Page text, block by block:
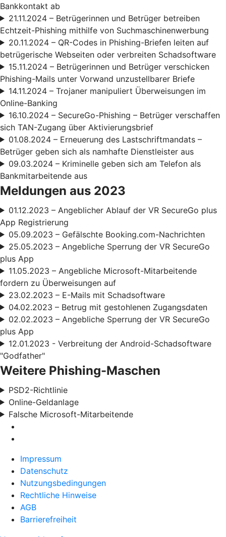
Bankkontakt ab
21.11.2024 – Betrügerinnen und Betrüger betreiben
Echtzeit-Phishing mithilfe von Suchmaschinenwerbung
20.11.2024 – QR-Codes in Phishing-Briefen leiten auf
betrügerische Webseiten oder verbreiten Schadsoftware
15.11.2024 – Betrügerinnen und Betrüger verschicken
Phishing-Mails unter Vorwand unzustellbarer Briefe
14.11.2024 – Trojaner manipuliert Überweisungen im
Online-Banking
16.10.2024 – SecureGo-Phishing – Betrüger verschaffen
sich TAN-Zugang über Aktivierungsbrief
01.08.2024 – Erneuerung des Lastschriftmandats –
Betrüger geben sich als namhafte Dienstleister aus
09.03.2024 – Kriminelle geben sich am Telefon als
Bankmitarbeitende aus
Meldungen aus 2023
01.12.2023 – Angeblicher Ablauf der VR SecureGo plus
App Registrierung
05.09.2023 – Gefälschte Booking.com-Nachrichten
25.05.2023 – Angebliche Sperrung der VR SecureGo
plus App
11.05.2023 – Angebliche Microsoft-Mitarbeitende
fordern zu Überweisungen auf
23.02.2023 – E-Mails mit Schadsoftware
04.02.2023 – Betrug mit gestohlenen Zugangsdaten
02.02.2023 – Angebliche Sperrung der VR SecureGo
plus App
12.01.2023 - Verbreitung der Android-Schadsoftware
"Godfather"
Weitere Phishing-Maschen
PSD2-Richtlinie
Online-Geldanlage
Falsche Microsoft-Mitarbeitende
Impressum
Datenschutz
Nutzungsbedingungen
Rechtliche Hinweise
AGB
Barrierefreiheit